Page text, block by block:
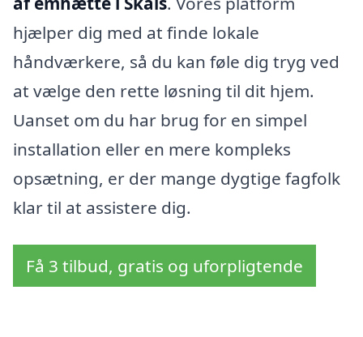
hjælper dig med at finde lokale
håndværkere, så du kan føle dig tryg ved
at vælge den rette løsning til dit hjem.
Uanset om du har brug for en simpel
installation eller en mere kompleks
opsætning, er der mange dygtige fagfolk
klar til at assistere dig.
Få 3 tilbud, gratis og uforpligtende